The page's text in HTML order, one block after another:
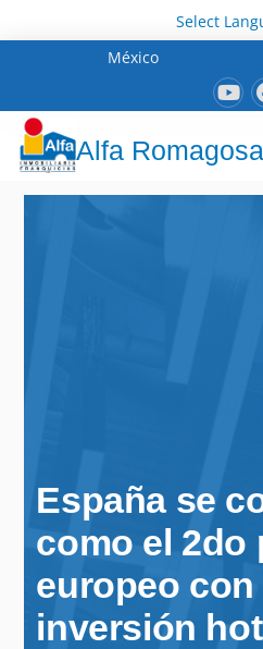
Select
México
Alfa Romagosa
España se
como el 2do
europeo
inversión